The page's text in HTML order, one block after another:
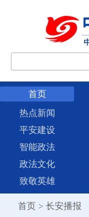
首页
热点新闻
平安建设
智能政法
政法文化
致敬英雄
首页 > 长安播报